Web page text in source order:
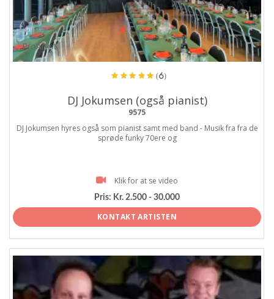
ProArtist
(6)
DJ Jokumsen (også pianist)
9575
DJ Jokumsen hyres også som pianist samt med band - Musik fra fra de
sprøde funky 70ere og
Klik for at se video
Pris: Kr. 2.500 - 30.000
KONTAKT ARTISTEN